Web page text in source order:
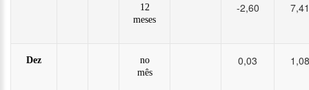
12
meses
-2,60 7,41
Dez
no
mês
0,03 1,08